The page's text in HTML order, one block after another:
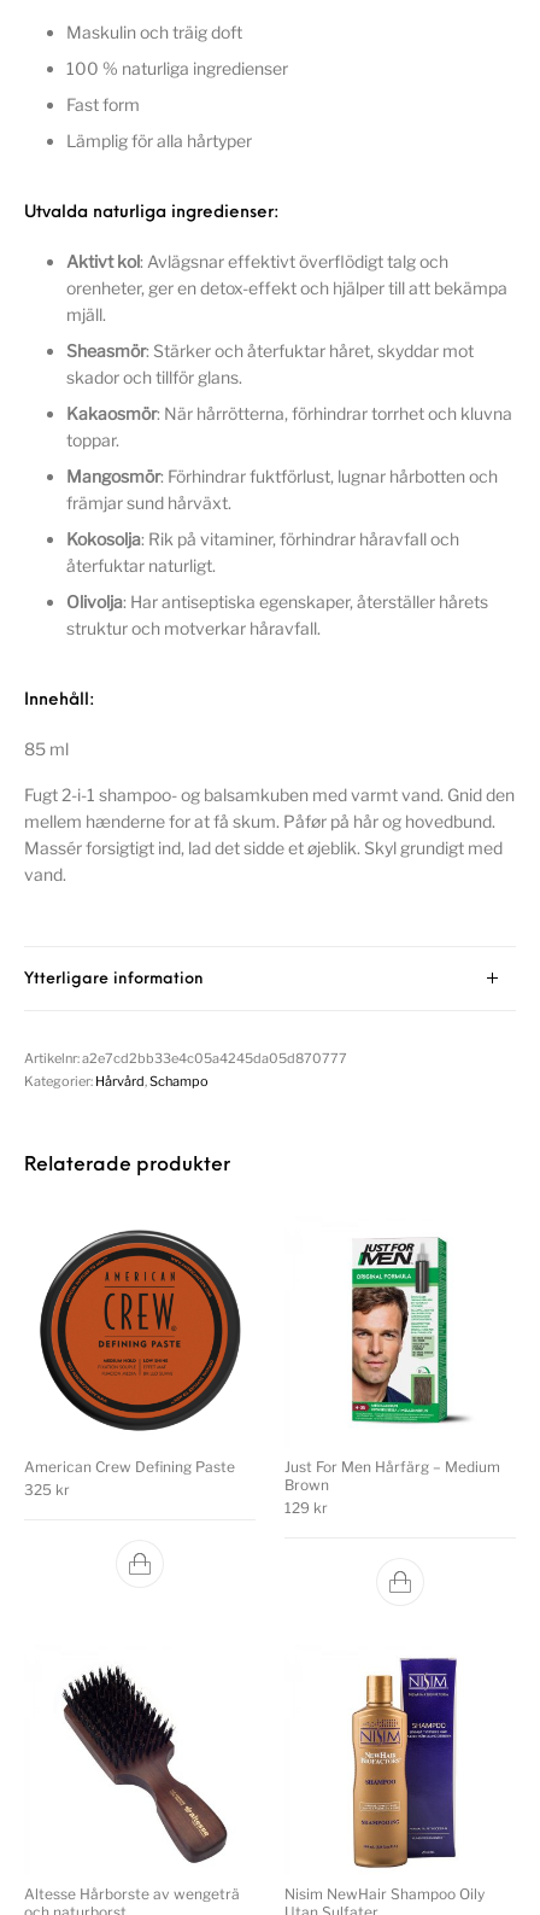
Maskulin och träig doft
100 % naturliga ingredienser
Fast form
Lämplig för alla hårtyper
Utvalda naturliga ingredienser:
Aktivt kol: Avlägsnar effektivt överflödigt talg och
orenheter, ger en detox-effekt och hjälper till att bekämpa
mjäll.
Sheasmör: Stärker och återfuktar håret, skyddar mot
skador och tillför glans.
Kakaosmör: När hårrötterna, förhindrar torrhet och kluvna
toppar.
Mangosmör: Förhindrar fuktförlust, lugnar hårbotten och
främjar sund hårväxt.
Kokosolja: Rik på vitaminer, förhindrar håravfall och
återfuktar naturligt.
Olivolja: Har antiseptiska egenskaper, återställer hårets
struktur och motverkar håravfall.
Innehåll:
85 ml
Fugt 2-i-1 shampoo- og balsamkuben med varmt vand. Gnid den
mellem hænderne for at få skum. Påfør på hår og hovedbund.
Massér forsigtigt ind, lad det sidde et øjeblik. Skyl grundigt med
vand.
Ytterligare information
Artikelnr:a2e7cd2bb33e4c05a4245da05d870777
Kategorier: Hårvård ,Schampo
Relaterade produkter
American Crew Defining Paste
325 kr
Just For Men Hårfärg – Medium
Brown
129 kr
Altesse Hårborste av wengeträ
Nisim NewHair Shampoo Oily